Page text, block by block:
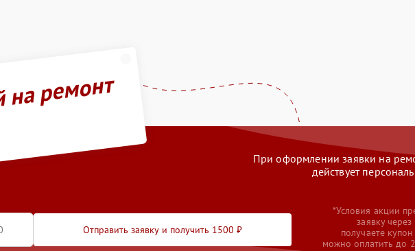
ремонт
При оформлении заявки на
действует
Отправить заявку и получить 1500 ₽
*Условия акции
заявку
получаете
можно оплатить до